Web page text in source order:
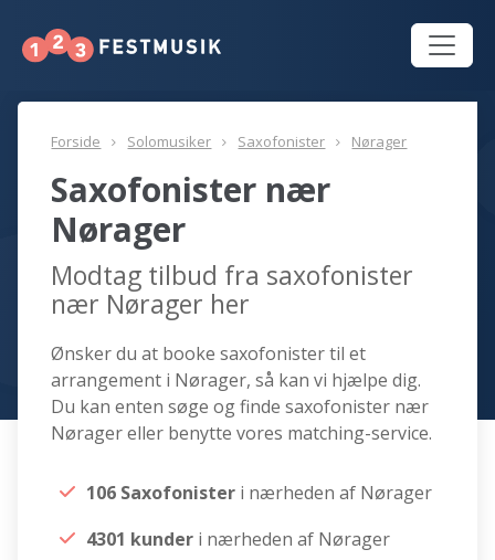
Forside Solomusiker Saxofonister Nørager
Saxofonister nær
Nørager
Modtag tilbud fra saxofonister
nær Nørager her
Ønsker du at booke saxofonister til et
arrangement i Nørager, så kan vi hjælpe dig.
Du kan enten søge og finde saxofonister nær
Nørager eller benytte vores matching-service.
106 Saxofonister i nærheden af Nørager
4301 kunder i nærheden af Nørager